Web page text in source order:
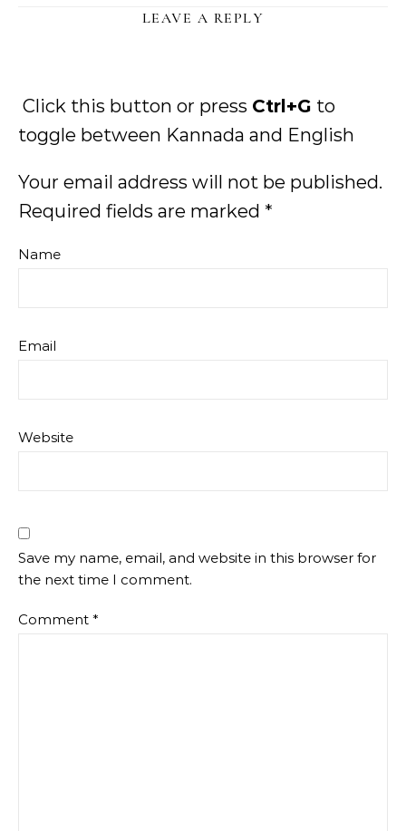
LEAVE A REPLY
Click this button or press Ctrl+G to
toggle between Kannada and English
Your email address will not be published.
Required fields are marked *
Name
Email
Website
Save my name, email, and website in this browser for
the next time I comment.
Comment *